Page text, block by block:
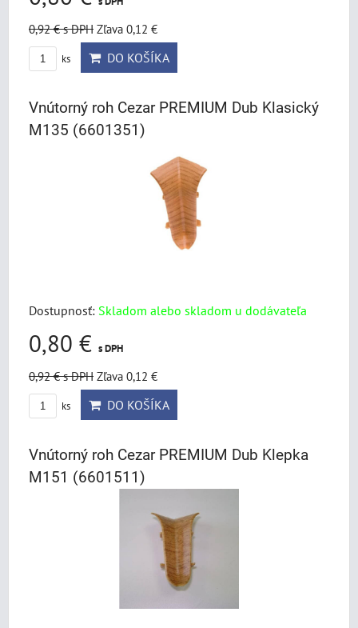
0,92 €s DPH Zľava 0,12 €
ks DO KOŠÍKA
Vnútorný roh Cezar PREMIUM Dub Klasický
M135 (6601351)
Dostupnosť: Skladom alebo skladom u dodávateľa
0,80 € s DPH
0,92 €s DPH Zľava 0,12 €
ks DO KOŠÍKA
Vnútorný roh Cezar PREMIUM Dub Klepka
M151 (6601511)